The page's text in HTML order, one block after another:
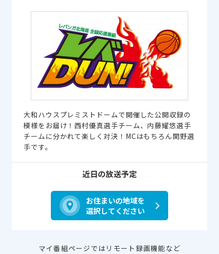
大和ハウスプレミストドームで開催した公開収録の
模様をお届け！西村優真選手チーム、内藤耀悠選手
チームに分かれて楽しく対決！MCはもちろん関野選
手です。
近日の放送予定
お住まいの地域を
選択してください
マイ番組ページではリモート録画機能など